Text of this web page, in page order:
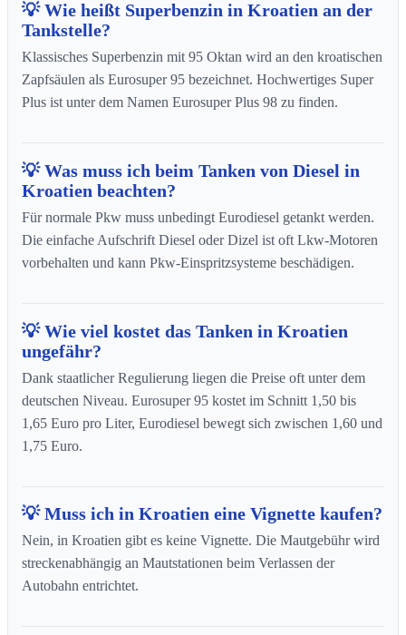
💡 Wie heißt Superbenzin in Kroatien an der
Tankstelle?
Klassisches Superbenzin mit 95 Oktan wird an den kroatischen
Zapfsäulen als Eurosuper 95 bezeichnet. Hochwertiges Super
Plus ist unter dem Namen Eurosuper Plus 98 zu finden.
💡 Was muss ich beim Tanken von Diesel in
Kroatien beachten?
Für normale Pkw muss unbedingt Eurodiesel getankt werden.
Die einfache Aufschrift Diesel oder Dizel ist oft Lkw-Motoren
vorbehalten und kann Pkw-Einspritzsysteme beschädigen.
💡 Wie viel kostet das Tanken in Kroatien
ungefähr?
Dank staatlicher Regulierung liegen die Preise oft unter dem
deutschen Niveau. Eurosuper 95 kostet im Schnitt 1,50 bis
1,65 Euro pro Liter, Eurodiesel bewegt sich zwischen 1,60 und
1,75 Euro.
💡 Muss ich in Kroatien eine Vignette kaufen?
Nein, in Kroatien gibt es keine Vignette. Die Mautgebühr wird
streckenabhängig an Mautstationen beim Verlassen der
Autobahn entrichtet.